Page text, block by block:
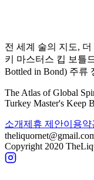
전 세계 술의 지도,
키 마스터스 킵 보틀
Bottled in Bond) 주류
The Atlas of Global
Turkey Master's Keep
소개제휴 제안이용약
Copyright 2020